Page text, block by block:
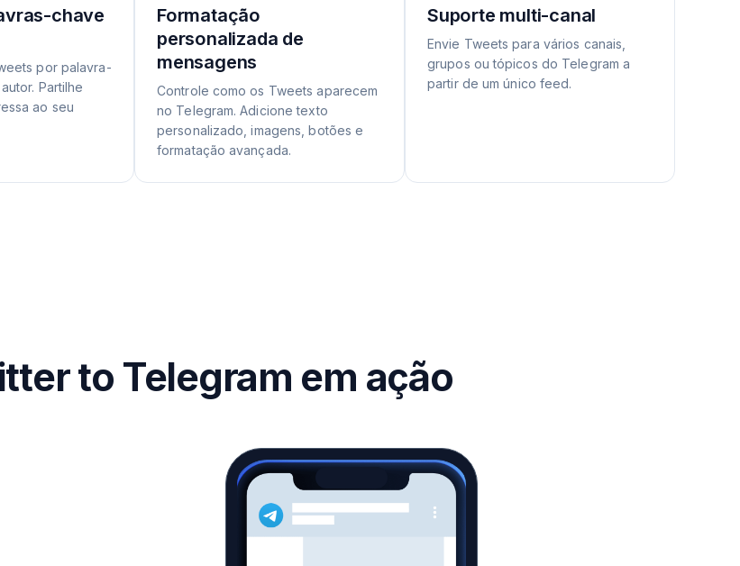
chave
por palavra-
Partilhe
ao seu
Formatação
personalizada de
mensagens
Controle como os Tweets aparecem
no Telegram. Adicione texto
personalizado, imagens, botões e
formatação avançada.
Suporte multi-canal
Envie Tweets para vários canais,
grupos ou tópicos do Telegram a
partir de um único feed.
to Telegram em ação